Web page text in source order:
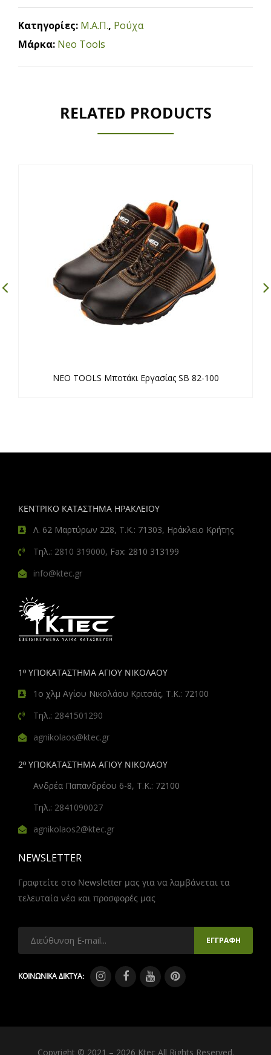
Κατηγορίες: Μ.Α.Π., Ρούχα
Μάρκα: Neo Tools
RELATED PRODUCTS
NEO TOOLS Μποτάκι Εργασίας SB 82-100
ΚΕΝΤΡΙΚΟ ΚΑΤΑΣΤΗΜΑ ΗΡΑΚΛΕΙΟΥ
Λ. 62 Μαρτύρων 228, Τ.Κ.: 71303, Ηράκλειο Κρήτης
Τηλ.: 2810 319000, Fax: 2810 313199
info@ktec.gr
1º ΥΠΟΚΑΤΑΣΤΗΜΑ ΑΓΙΟΥ ΝΙΚΟΛΑΟΥ
1ο χλμ Αγίου Νικολάου Κριτσάς, Τ.Κ.: 72100
Τηλ.: 2841501290
agnikolaos@ktec.gr
2º ΥΠΟΚΑΤΑΣΤΗΜΑ ΑΓΙΟΥ ΝΙΚΟΛΑΟΥ
Ανδρέα Παπανδρέου 6-8, Τ.Κ.: 72100
Τηλ.: 2841090027
agnikolaos2@ktec.gr
NEWSLETTER
Γραφτείτε στο Newsletter μας για να λαμβάνεται τα
τελευταία νέα και προσφορές μας
ΚΟΙΝΩΝΙΚΑ ΔΙΚΤΥΑ:
Copyright © 2021 – 2026 Ktec All Rights Reserved.